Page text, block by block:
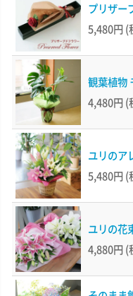
プリザー
5,480円 (
観葉植物
4,480円 (
ユリのア
5,480円 (
ユリの花
4,880円 (